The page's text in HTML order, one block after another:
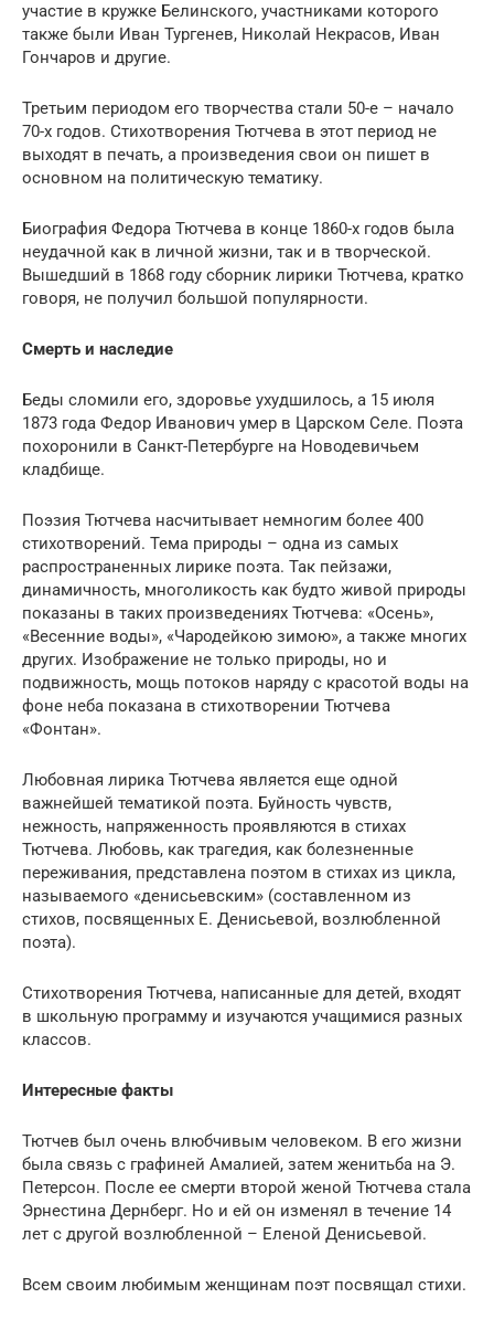
участие в кружке Белинского, участниками которого
также были Иван Тургенев, Николай Некрасов, Иван
Гончаров и другие.
Третьим периодом его творчества стали 50-е – начало
70-х годов. Стихотворения Тютчева в этот период не
выходят в печать, а произведения свои он пишет в
основном на политическую тематику.
Биография Федора Тютчева в конце 1860-х годов была
неудачной как в личной жизни, так и в творческой.
Вышедший в 1868 году сборник лирики Тютчева, кратко
говоря, не получил большой популярности.
Смерть и наследие
Беды сломили его, здоровье ухудшилось, а 15 июля
1873 года Федор Иванович умер в Царском Селе. Поэта
похоронили в Санкт-Петербурге на Новодевичьем
кладбище.
Поэзия Тютчева насчитывает немногим более 400
стихотворений. Тема природы – одна из самых
распространенных лирике поэта. Так пейзажи,
динамичность, многоликость как будто живой природы
показаны в таких произведениях Тютчева: «Осень»,
«Весенние воды», «Чародейкою зимою», а также многих
других. Изображение не только природы, но и
подвижность, мощь потоков наряду с красотой воды на
фоне неба показана в стихотворении Тютчева
«Фонтан».
Любовная лирика Тютчева является еще одной
важнейшей тематикой поэта. Буйность чувств,
нежность, напряженность проявляются в стихах
Тютчева. Любовь, как трагедия, как болезненные
переживания, представлена поэтом в стихах из цикла,
называемого «денисьевским» (составленном из
стихов, посвященных Е. Денисьевой, возлюбленной
поэта).
Стихотворения Тютчева, написанные для детей, входят
в школьную программу и изучаются учащимися разных
классов.
Интересные факты
Тютчев был очень влюбчивым человеком. В его жизни
была связь с графиней Амалией, затем женитьба на Э.
Петерсон. После ее смерти второй женой Тютчева стала
Эрнестина Дернберг. Но и ей он изменял в течение 14
лет с другой возлюбленной – Еленой Денисьевой.
Всем своим любимым женщинам поэт посвящал стихи.